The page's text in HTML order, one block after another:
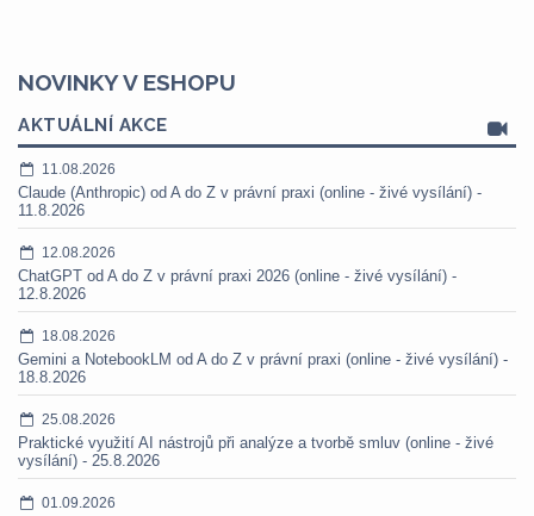
NOVINKY V ESHOPU
AKTUÁLNÍ AKCE
11.08.2026
Claude (Anthropic) od A do Z v právní praxi (online - živé vysílání) -
11.8.2026
12.08.2026
ChatGPT od A do Z v právní praxi 2026 (online - živé vysílání) -
12.8.2026
18.08.2026
Gemini a NotebookLM od A do Z v právní praxi (online - živé vysílání) -
18.8.2026
25.08.2026
Praktické využití AI nástrojů při analýze a tvorbě smluv (online - živé
vysílání) - 25.8.2026
01.09.2026